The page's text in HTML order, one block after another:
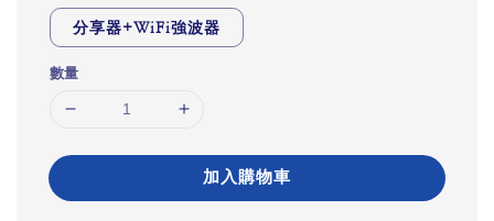
分享器+WiFi強波器
數量
加入購物車